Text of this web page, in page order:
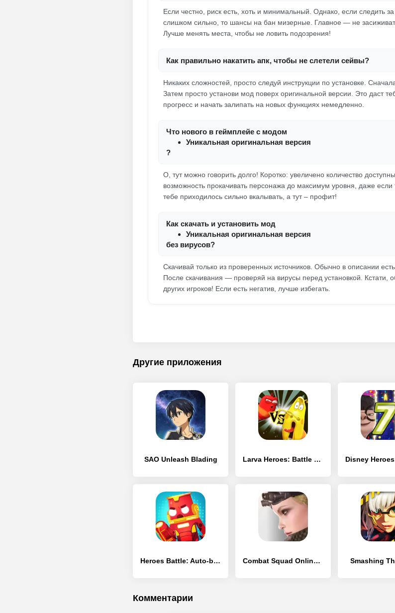
Если честно, риск есть, хоть и минимальный. Однако, если следить
слишком сильно, то шансы на бан мизерные. Главное — не
Лучше менять места, чтобы не ловить подозрения!
Как правильно накатить апк, чтобы не слетели сейвы?
Никаких сложностей, просто следуй инструкции по установке.
Затем просто установи мод поверх оригинальной версии. Это даст
прогресс и начать залипать на новых функциях немедленно.
Что нового в геймплейе с модом
Уникальная оригинальная версия
?
О, тут можно говорить долго! Коротко: увеличено количество
возможность прокачивать персонажа до максимум уровня, даже
тебе приходилось сильно вкалывать, а тут – профит!
Как скачать и установить мод
Уникальная оригинальная версия
без вирусов?
Скачивай только из проверенных источников. Обычно в описании
После скачивания — проверяй на вирусы перед установкой. Кстати,
других игроков! Если есть негатив, лучше избегать.
Другие приложения
SAO Unleash Blading Larva Heroes: Battle League
Heroes Battle: Auto-battler RPG Combat Squad Online FPS Smashing
Комментарии